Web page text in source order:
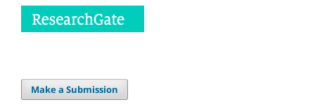
Make a Submission